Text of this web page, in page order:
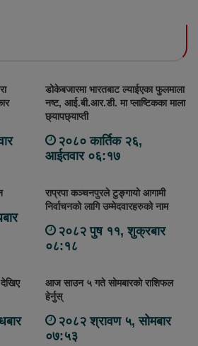
डोकेबजारमा भारतबाट ल्याईएका फुलमाला
नष्ट, आई.बी.आर.डी. मा प्लाष्टिकका माला
छ्यापछ्याप्ती
२०८० कार्तिक २६,
आईतवार ०६:१७
राप्रपा कञ्चनपुरले टुङ्गायो आगामी
निर्वाचनको लागि उम्मेदवारहरुको नाम
२०८२ पुष ११, शुक्रबार
०८:१८
आज साउन ५ गते सोमबारको राशिफल
हेर्नुस्
२०८२ श्रावण ५, सोमबार
०७:५३